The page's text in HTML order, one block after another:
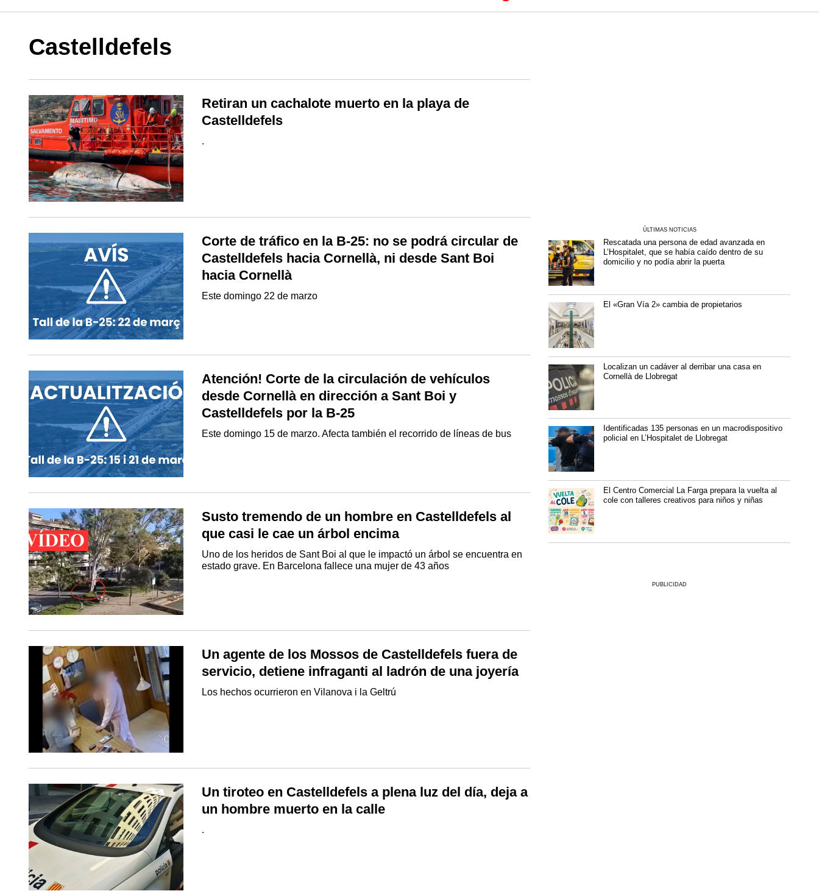
Castelldefels
Retiran un cachalote muerto en la playa de
Castelldefels
.
Corte de tráfico en la B-25: no se podrá circular de
Castelldefels hacia Cornellà, ni desde Sant Boi
hacia Cornellà
Este domingo 22 de marzo
Atención! Corte de la circulación de vehículos
desde Cornellà en dirección a Sant Boi y
Castelldefels por la B-25
Este domingo 15 de marzo. Afecta también el recorrido de líneas de bus
Susto tremendo de un hombre en Castelldefels al
que casi le cae un árbol encima
Uno de los heridos de Sant Boi al que le impactó un árbol se encuentra en
estado grave. En Barcelona fallece una mujer de 43 años
Un agente de los Mossos de Castelldefels fuera de
servicio, detiene infraganti al ladrón de una joyería
Los hechos ocurrieron en Vilanova i la Geltrú
Un tiroteo en Castelldefels a plena luz del día, deja a
un hombre muerto en la calle
.
ÚLTIMAS NOTICIAS
Rescatada una persona de edad avanzada en
L’Hospitalet, que se había caído dentro de su
domicilio y no podía abrir la puerta
El «Gran Vía 2» cambia de propietarios
Localizan un cadáver al derribar una casa en
Cornellà de Llobregat
Identificadas 135 personas en un macrodispositivo
policial en L’Hospitalet de Llobregat
El Centro Comercial La Farga prepara la vuelta al
cole con talleres creativos para niños y niñas
PUBLICIDAD